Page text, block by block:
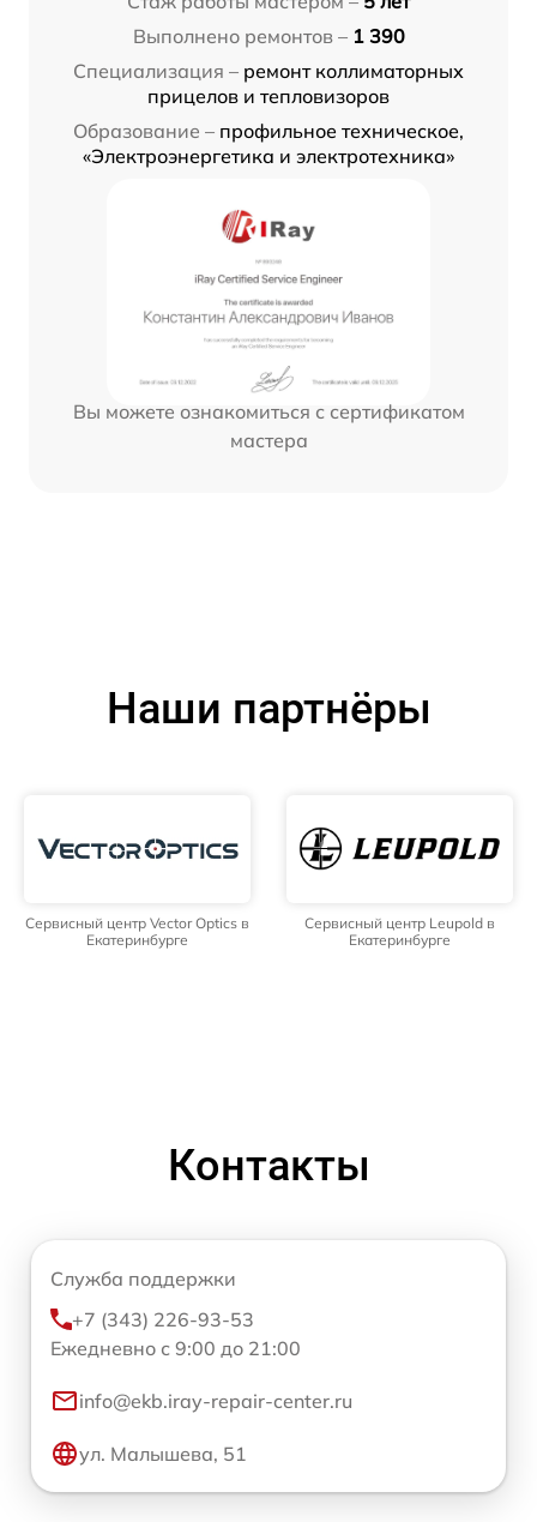
Выполнено ремонтов – 1 390
Специализация – ремонт коллиматорных
прицелов и тепловизоров
Образование – профильное техническое,
«Электроэнергетика и электротехника»
Вы можете ознакомиться с сертификатом
мастера
Наши партнёры
Сервисный центр Vector Optics в
Екатеринбурге
Сервисный центр Leupold в
Екатеринбурге
Контакты
Служба поддержки
+7 (343) 226-93-53
Ежедневно с 9:00 до 21:00
info@ekb.iray-repair-center.ru
ул. Малышева, 51